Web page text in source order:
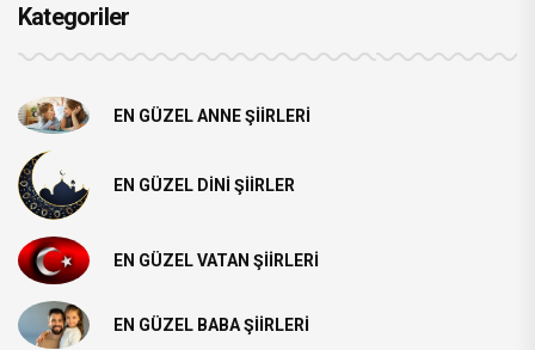
Kategoriler
EN GÜZEL ANNE ŞIIRLERI
EN GÜZEL DINI ŞIIRLER
EN GÜZEL VATAN ŞIIRLERI
EN GÜZEL BABA ŞIIRLERI